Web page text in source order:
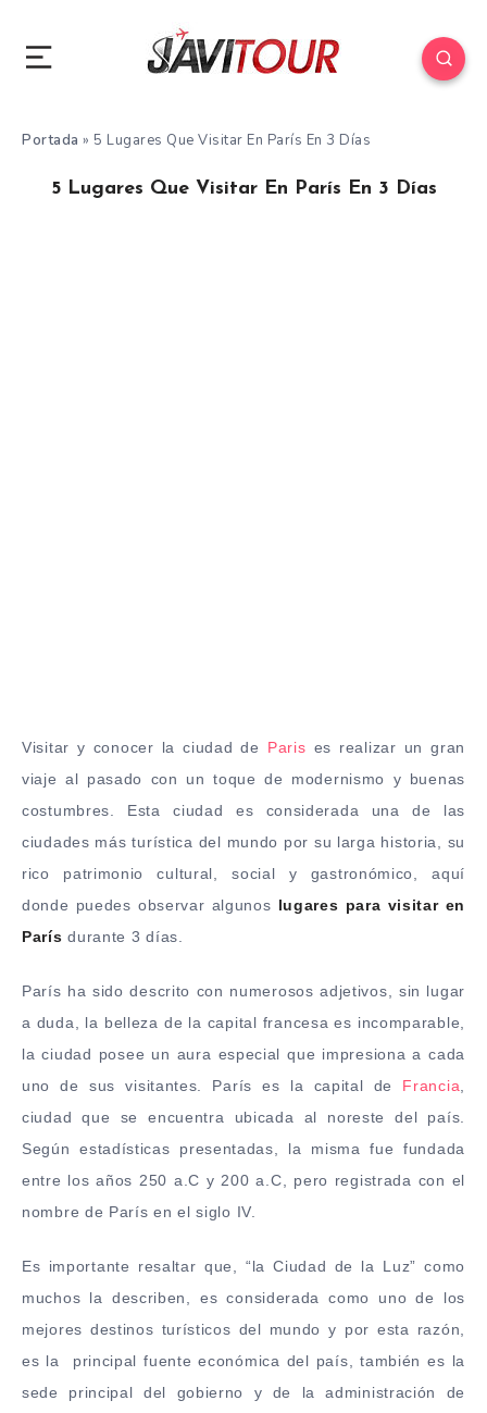
Portada » 5 Lugares Que Visitar En París En 3 Días
5 Lugares Que Visitar En París En 3 Días
Visitar y conocer la ciudad de Paris es realizar un gran
viaje al pasado con un toque de modernismo y buenas
costumbres. Esta ciudad es considerada una de las
ciudades más turística del mundo por su larga historia, su
rico patrimonio cultural, social y gastronómico, aquí
donde puedes observar algunos lugares para visitar en
París durante 3 días.
París ha sido descrito con numerosos adjetivos, sin lugar
a duda, la belleza de la capital francesa es incomparable,
la ciudad posee un aura especial que impresiona a cada
uno de sus visitantes. París es la capital de Francia
ciudad que se encuentra ubicada al noreste del país.
Según estadísticas presentadas, la misma fue fundada
entre los años 250 a.C y 200 a.C, pero registrada con el
nombre de París en el siglo IV.
Es importante resaltar que, “la Ciudad de la Luz” como
muchos la describen, es considerada como uno de los
mejores destinos turísticos del mundo y por esta razón,
es la principal fuente económica del país, también es la
sede principal del gobierno y de la administración de